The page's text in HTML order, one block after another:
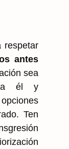
respetar
antes
sea
a él y
Ten